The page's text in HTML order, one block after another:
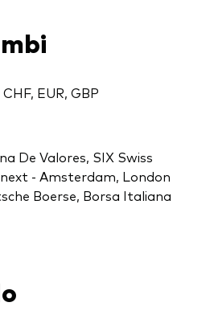
EUR, GBP
De Valores, SIX Swiss
- Amsterdam, London
Boerse, Borsa Italiana